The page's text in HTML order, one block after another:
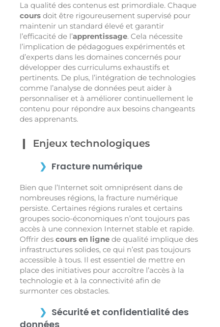
La qualité des contenus est primordiale. Chaque
cours doit être rigoureusement supervisé pour
maintenir un standard élevé et garantir
l’efficacité de l’apprentissage. Cela nécessite
l’implication de pédagogues expérimentés et
d’experts dans les domaines concernés pour
développer des curriculums exhaustifs et
pertinents. De plus, l’intégration de technologies
comme l’analyse de données peut aider à
personnaliser et à améliorer continuellement le
contenu pour répondre aux besoins changeants
des apprenants.
Enjeux technologiques
Fracture numérique
Bien que l’Internet soit omniprésent dans de
nombreuses régions, la fracture numérique
persiste. Certaines régions rurales et certains
groupes socio-économiques n’ont toujours pas
accès à une connexion Internet stable et rapide.
Offrir des cours en ligne de qualité implique des
infrastructures solides, ce qui n’est pas toujours
accessible à tous. Il est essentiel de mettre en
place des initiatives pour accroître l’accès à la
technologie et à la connectivité afin de
surmonter ces obstacles.
Sécurité et confidentialité des
données